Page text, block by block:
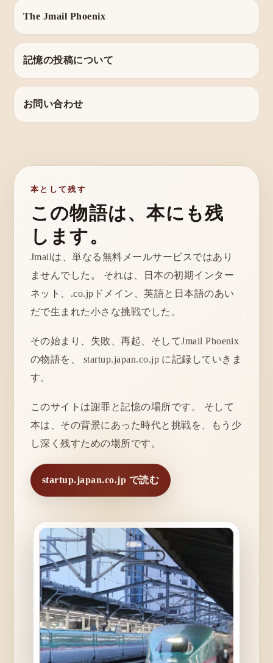
The Jmail Phoenix
記憶の投稿について
お問い合わせ
本として残す
この物語は、本にも残
します。
Jmailは、単なる無料メールサービスではあり
ませんでした。 それは、日本の初期インター
ネット、.co.jpドメイン、英語と日本語のあい
だで生まれた小さな挑戦でした。
その始まり、失敗、再起、そしてJmail Phoenix
の物語を、 startup.japan.co.jp に記録していきま
す。
このサイトは謝罪と記憶の場所です。 そして
本は、その背景にあった時代と挑戦を、もう少
し深く残すための場所です。
startup.japan.co.jp で読む